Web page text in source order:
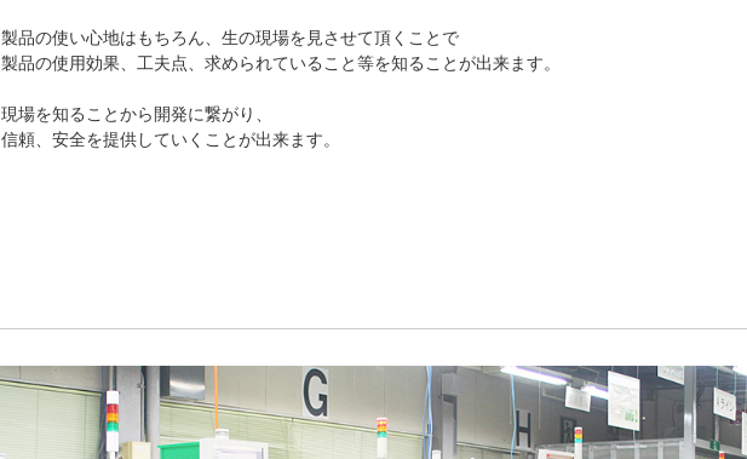
製品の使い心地はもちろん、生の現場を見させて頂くことで
製品の使用効果、工夫点、求められていること等を知ることが出来ます。
現場を知ることから開発に繋がり、
信頼、安全を提供していくことが出来ます。